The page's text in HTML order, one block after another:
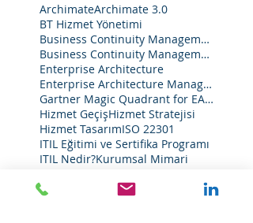
ArchimateArchimate 3.0
BT Hizmet Yönetimi
Business Continuity Management
Business Continuity Management System
Enterprise Architecture
Enterprise Architecture Management
Gartner Magic Quadrant for EA Tools 2020
Hizmet GeçişHizmet Stratejisi
Hizmet TasarımISO 22301
ITIL Eğitimi ve Sertifika Programı
ITIL Nedir?Kurumsal Mimari
MOS Academy